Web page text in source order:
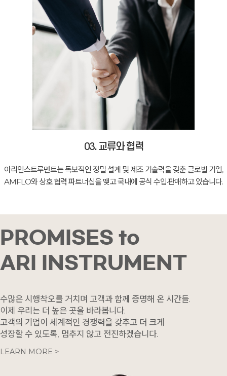
03. 교류와 협력
아리인스트루먼트는 독보적인 정밀 설계 및 제조 기술력을 갖춘 글로벌 기업,
AMFLO와 상호 협력 파트너십을 맺고 국내에 공식 수입·판매하고 있습니다.
PROMISES to
ARI INSTRUMENT
수많은 시행착오를 거치며 고객과 함께 증명해 온 시간들.
이제 우리는 더 높은 곳을 바라봅니다.
고객의 기업이 세계적인 경쟁력을 갖추고 더 크게
성장할 수 있도록, 멈추지 않고 전진하겠습니다.
LEARN MORE >